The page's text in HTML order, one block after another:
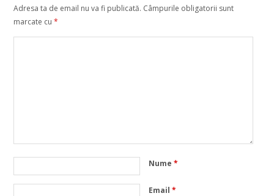
Adresa ta de email nu va fi publicată. Câmpurile obligatorii sunt
marcate cu *
Nume *
Email *